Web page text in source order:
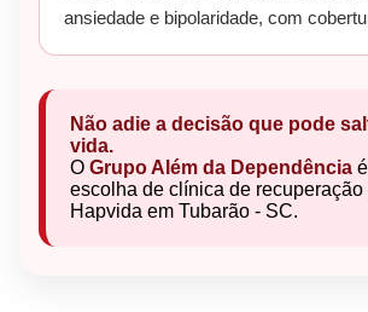
ansiedade e bipolaridade, com
Não adie a decisão que pode
vida.
O Grupo Além da Dependência
escolha de clínica de recuperação
Hapvida em Tubarão - SC.